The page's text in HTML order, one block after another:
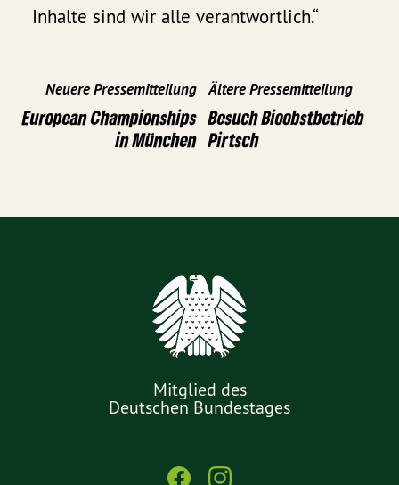
Inhalte sind wir alle verantwortlich.“
Neuere Pressemitteilung
European Championships
in München
Ältere Pressemitteilung
Besuch Bioobstbetrieb
Pirtsch
Mitglied des
Deutschen Bundestages